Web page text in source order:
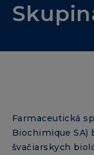
Farmaceutická
Biochimique SA)
švačiarskych